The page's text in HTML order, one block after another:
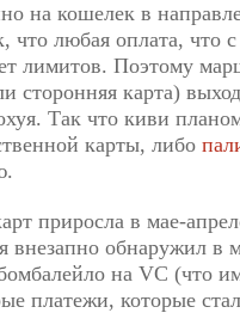
на кошелек в
что любая оплата, что
лимитов. Поэтому
карта)
Так что киви
карты, либо
приросла в мае-
внезапно обнаружил в
на VC (что
платежи, которые